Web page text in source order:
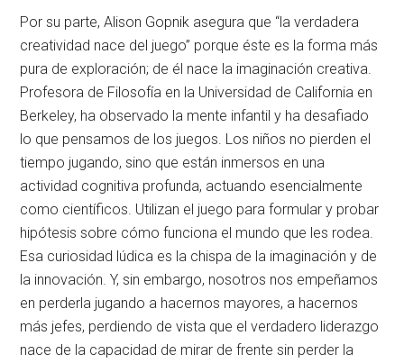
Por su parte, Alison Gopnik asegura que “la verdadera
creatividad nace del juego” porque éste es la forma más
pura de exploración; de él nace la imaginación creativa.
Profesora de Filosofía en la Universidad de California en
Berkeley, ha observado la mente infantil y ha desafiado
lo que pensamos de los juegos. Los niños no pierden el
tiempo jugando, sino que están inmersos en una
actividad cognitiva profunda, actuando esencialmente
como científicos. Utilizan el juego para formular y probar
hipótesis sobre cómo funciona el mundo que les rodea.
Esa curiosidad lúdica es la chispa de la imaginación y de
la innovación. Y, sin embargo, nosotros nos empeñamos
en perderla jugando a hacernos mayores, a hacernos
más jefes, perdiendo de vista que el verdadero liderazgo
nace de la capacidad de mirar de frente sin perder la